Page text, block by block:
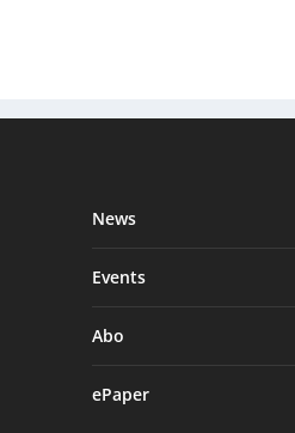
News
Events
Abo
ePaper